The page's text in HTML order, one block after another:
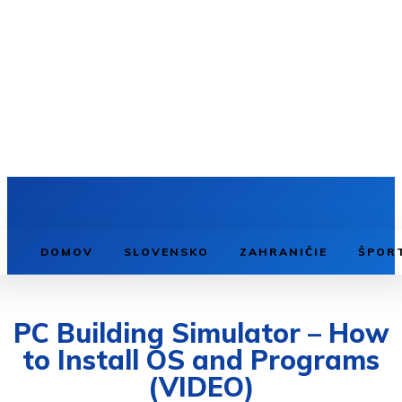
DOMOV SLOVENSKO ZAHRANIČIE
PC Building Simulator – How
to Install OS and Programs
(VIDEO)